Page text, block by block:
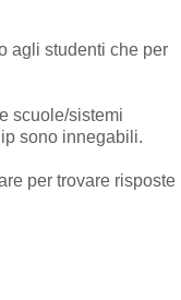
agli studenti che per
scuole/sistemi
sono innegabili.
per trovare risposte